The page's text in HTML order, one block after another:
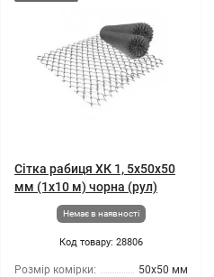
Сітка рабиця ХК 1, 5x50x50
мм (1x10 м) чорна (рул)
Немає в наявності
Код товару: 28806
Розмір комірки:
50x50 мм